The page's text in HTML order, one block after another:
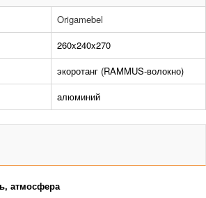
Origamebel
260x240x270
экоротанг (RAMMUS-волокно)
алюминий
атмосфера